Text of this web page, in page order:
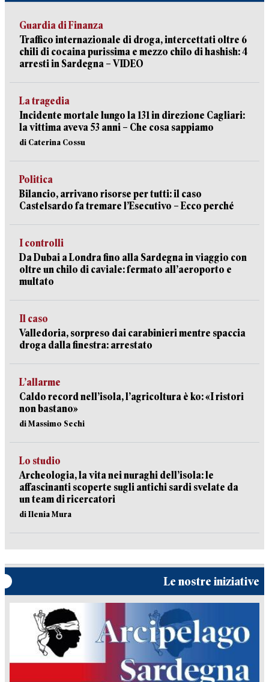
Guardia di Finanza
Traffico internazionale di droga, intercettati oltre 6
chili di cocaina purissima e mezzo chilo di hashish: 4
arresti in Sardegna – VIDEO
La tragedia
Incidente mortale lungo la 131 in direzione Cagliari:
la vittima aveva 53 anni – Che cosa sappiamo
di Caterina Cossu
Politica
Bilancio, arrivano risorse per tutti: il caso
Castelsardo fa tremare l’Esecutivo – Ecco perché
I controlli
Da Dubai a Londra fino alla Sardegna in viaggio con
oltre un chilo di caviale: fermato all’aeroporto e
multato
Il caso
Valledoria, sorpreso dai carabinieri mentre spaccia
droga dalla finestra: arrestato
L’allarme
Caldo record nell’isola, l’agricoltura è ko: «I ristori
non bastano»
di Massimo Sechi
Lo studio
Archeologia, la vita nei nuraghi dell’isola: le
affascinanti scoperte sugli antichi sardi svelate da
un team di ricercatori
di Ilenia Mura
Le nostre iniziative